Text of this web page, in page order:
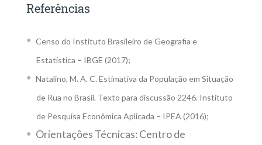
Referências
Censo do Instituto Brasileiro de Geografia e
Estatística – IBGE (2017);
Natalino, M. A. C. Estimativa da População em Situação
de Rua no Brasil. Texto para discussão 2246. Instituto
de Pesquisa Econômica Aplicada – IPEA (2016);
Orientações Técnicas: Centro de